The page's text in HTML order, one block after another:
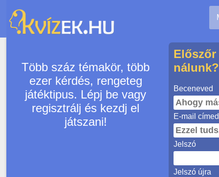
Több száz témakör, több
ezer kérdés, rengeteg
játéktipus. Lépj be vagy
regisztrálj és kezdj el
játszani!
Előszőr
nálunk?
Beceneved
E-mail címed
Jelszó
Jelszó újra